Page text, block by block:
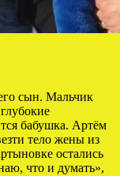
сын. Мальчик
бабушка. Артём
тело жены из
остались
что и думать»,